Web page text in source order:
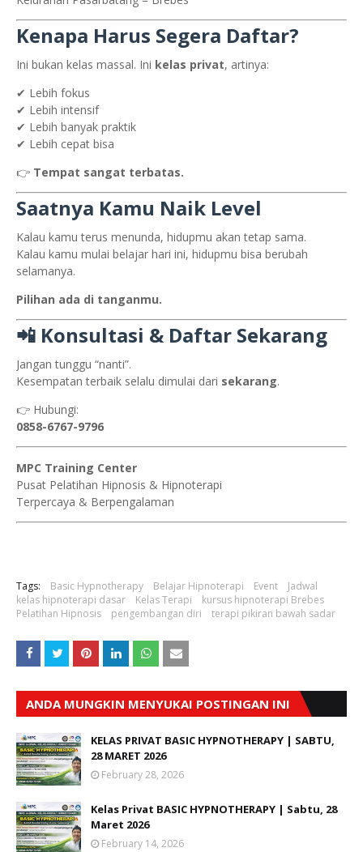
Kenapa Harus Segera Daftar?
Ini bukan kelas massal. Ini kelas privat, artinya:
✔ Lebih fokus
✔ Lebih intensif
✔ Lebih banyak praktik
✔ Lebih cepat bisa
👉 Tempat sangat terbatas.
Saatnya Kamu Naik Level
Kalau kamu terus menunda, hidupmu akan tetap sama.
Kalau kamu mulai belajar hari ini, hidupmu bisa berubah
selamanya.
Pilihan ada di tanganmu.
📲 Konsultasi & Daftar Sekarang
Jangan tunggu “nanti”.
Kesempatan terbaik selalu dimulai dari sekarang.
👉 Hubungi:
0858-6767-9796
MPC Training Center
Pusat Pelatihan Hipnosis & Hipnoterapi
Terpercaya & Berpengalaman
Tags: Basic Hypnotherapy Belajar Hipnoterapi Event
Jadwal
kelas hipnoterapi dasar
Kelas Terapi
kursus hipnoterapi Brebes
Pelatihan Hipnosis
pengembangan diri terapi pikiran bawah sadar
ANDA MUNGKIN MENYUKAI POSTINGAN INI
KELAS PRIVAT BASIC HYPNOTHERAPY | SABTU,
28 MARET 2026
February 28, 2026
Kelas Privat BASIC HYPNOTHERAPY | Sabtu, 28
Maret 2026
February 14, 2026